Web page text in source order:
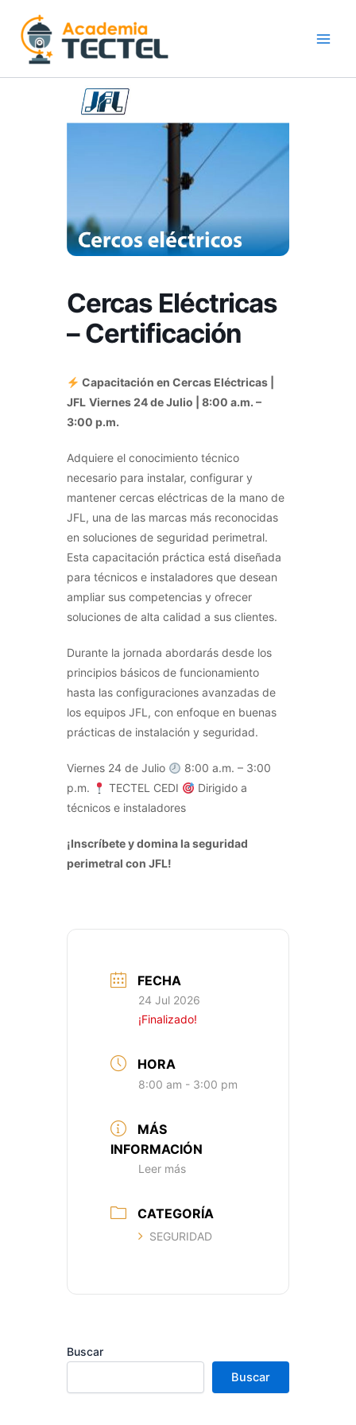
contenido
Cercas Eléctricas
– Certificación
Capacitación en Cercas Eléctricas |
JFL Viernes 24 de Julio | 8:00 a.m. –
3:00 p.m.
Adquiere el conocimiento técnico
necesario para instalar, configurar y
mantener cercas eléctricas de la mano de
JFL, una de las marcas más reconocidas
en soluciones de seguridad perimetral.
Esta capacitación práctica está diseñada
para técnicos e instaladores que desean
ampliar sus competencias y ofrecer
soluciones de alta calidad a sus clientes.
Durante la jornada abordarás desde los
principios básicos de funcionamiento
hasta las configuraciones avanzadas de
los equipos JFL, con enfoque en buenas
prácticas de instalación y seguridad.
Viernes 24 de Julio
8:00 a.m. – 3:00
p.m.
TECTEL CEDI
Dirigido a
técnicos e instaladores
¡Inscríbete y domina la seguridad
perimetral con JFL!
FECHA
24 Jul 2026
¡Finalizado!
HORA
8:00 am - 3:00 pm
MÁS
INFORMACIÓN
Leer más
CATEGORÍA
SEGURIDAD
Buscar
Buscar